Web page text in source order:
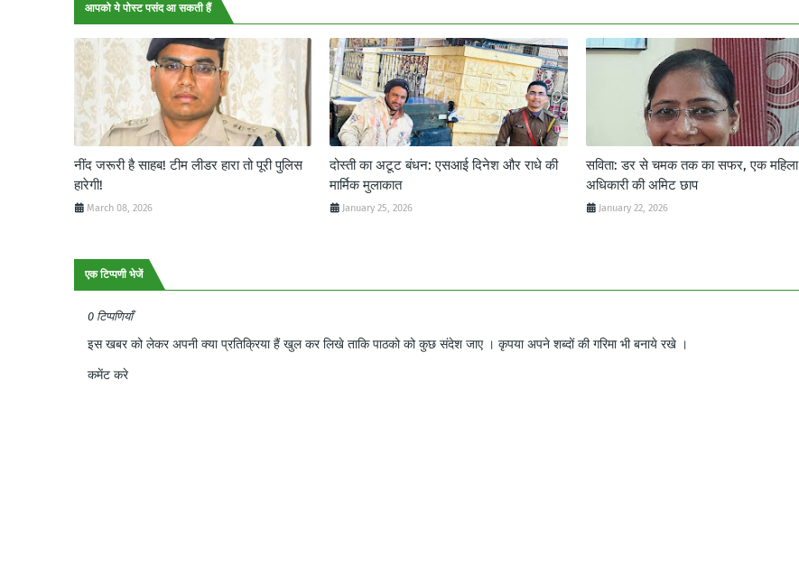
आपको ये पोस्ट पसंद आ सकती हैं
नींद जरूरी है साहब! टीम लीडर हारा तो पूरी पुलिस
हारेगी!
March 08, 2026
दोस्ती का अटूट बंधन: एसआई दिनेश और राधे की
मार्मिक मुलाकात
January 25, 2026
सविता: डर से चमक तक का सफर, एक महिला
अधिकारी की अमिट छाप
January 22, 2026
एक टिप्पणी भेजें
0 टिप्पणियाँ
इस खबर को लेकर अपनी क्या प्रतिक्रिया हैं खुल कर लिखे ताकि पाठको को कुछ संदेश जाए । कृपया अपने शब्दों की गरिमा भी बनाये रखे ।
कमेंट करे